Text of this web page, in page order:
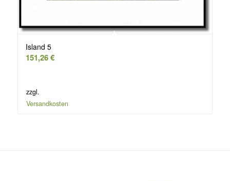
Island 5
151,26€
zzgl.
Versandkosten